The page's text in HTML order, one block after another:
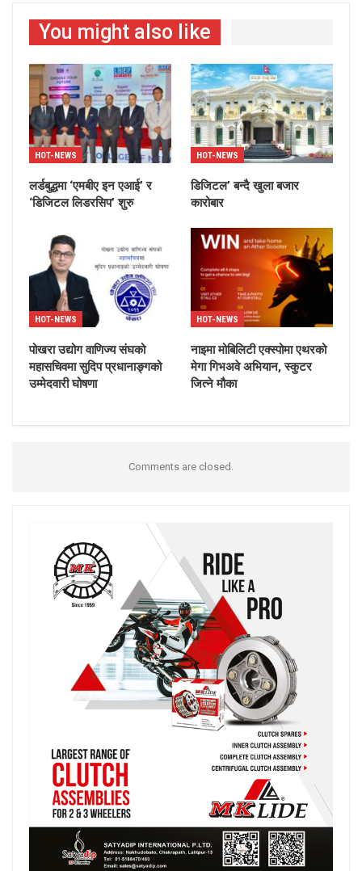
You might also like
HOT-NEWS
लर्डबुद्धमा ‘एमबीए इन एआई’ र
‘डिजिटल लिडरसिप’ शुरु
HOT-NEWS
डिजिटल’ बन्दै खुला बजार
कारोबार
HOT-NEWS
पोखरा उद्योग वाणिज्य संघको
महासचिवमा सुदिप प्रधानाङ्गको
उम्मेदवारी घोषणा
HOT-NEWS
नाइमा मोबिलिटी एक्स्पोमा एथरको
मेगा गिभअवे अभियान, स्कुटर
जित्ने मौका
Comments are closed.